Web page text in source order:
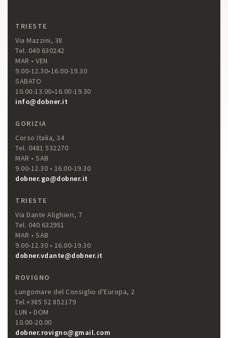
TRIESTE
Via Mazzini, 38
Tel. 040 630242
MAR • VEN
9.00-12.30•16.00-19.30
SABATO
10.00-13.00•16.00-19.30
info@dobner.it
GORIZIA
Corso Italia, 34
Tel. 0481 532270
MAR • SAB
9.00-12.30 • 16.00-19.30
dobner.go@dobner.it
TRIESTE
Via Dante Alighieri, 7
Tel. 040 632951
MAR • SAB
9.00-12.30 • 16.00-19.30
dobner.vdante@dobner.it
ROVIGNO
Lungomare del Consiglio d'Europa, 2
Tel.+385 52 852179
LUN • DOM
10.00-20.00
dobner.rovigno@gmail.com